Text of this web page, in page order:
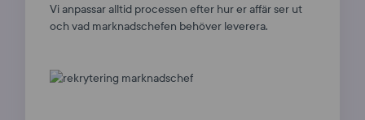
Vi anpassar alltid processen efter hur er affär ser ut
och vad marknadschefen behöver leverera.